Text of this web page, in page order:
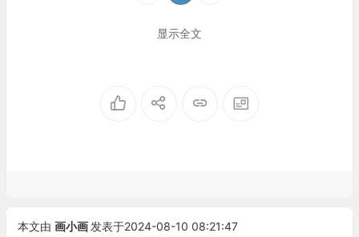
显示全文
本文由 画小画 发表于2024-08-10 08:21:47